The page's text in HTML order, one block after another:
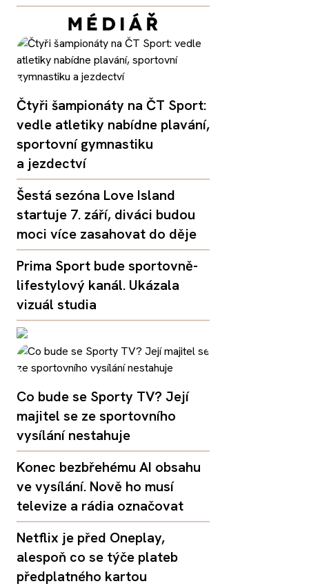
Čtyři šampionáty na ČT Sport:
vedle atletiky nabídne plavání,
sportovní gymnastiku
a jezdectví
Šestá sezóna Love Island
startuje 7. září, diváci budou
moci více zasahovat do děje
Prima Sport bude sportovně-
lifestylový kanál. Ukázala
vizuál studia
Co bude se Sporty TV? Její
majitel se ze sportovního
vysílání nestahuje
Konec bezbřehému AI obsahu
ve vysílání. Nově ho musí
televize a rádia označovat
Netflix je před Oneplay,
alespoň co se týče plateb
předplatného kartou